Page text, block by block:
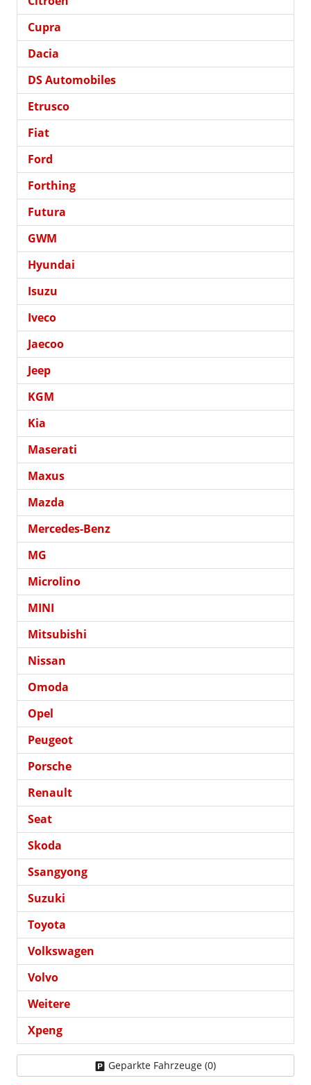
Cupra
Dacia
DS Automobiles
Etrusco
Fiat
Ford
Forthing
Futura
GWM
Hyundai
Isuzu
Iveco
Jaecoo
Jeep
KGM
Kia
Maserati
Maxus
Mazda
Mercedes-Benz
MG
Microlino
MINI
Mitsubishi
Nissan
Omoda
Opel
Peugeot
Porsche
Renault
Seat
Skoda
Ssangyong
Suzuki
Toyota
Volkswagen
Volvo
Weitere
Xpeng
Geparkte Fahrzeuge (0)